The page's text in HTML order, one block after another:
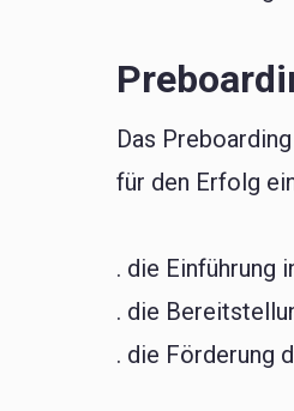
Das
für den Erfolg
. die Einführung
. die
. die Förderung